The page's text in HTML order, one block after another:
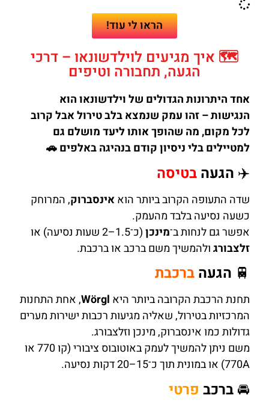
הראו לי עוד!
🗺️ איך מגיעים לוילדשונאו – דרכי
הגעה, תחבורה וטיפים
אחד היתרונות הגדולים של וילדשונאו הוא
הנגישות – זהו עמק שנמצא בלב טירול אבל קרוב
לכל מקום, מה שהופך אותו ליעד מושלם גם
למטיילים בלי ניסיון קודם בנהיגה באלפים 🚗
✈️ הגעהבטיסה
שדה התעופה הקרוב ביותר הואאינסברוק, המרוחק
כשעה נסיעה בלבד מהעמק.
אפשר גם לנחות ב־מינכן(כ־1.5–2 שעות נסיעה) או
זלצבורגולהמשיך משם ברכב או ברכבת.
🚆 הגעהברכבת
תחנת הרכבת הקרובה ביותר היא Wörgl, אחת התחנות
המרכזיות בטירול, שאליה מגיעות רכבות ישירות מערים
גדולות כמו אינסברוק, מינכן וזלצבורג.
משם ניתן להמשיך לעמק באוטובוס ציבורי (קו 770 או
770A) או במונית תוך כ־15–20 דקות נסיעה.
🚘ברכב פרטי